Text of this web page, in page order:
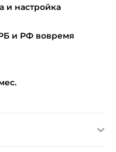
и настройка
и РФ вовремя